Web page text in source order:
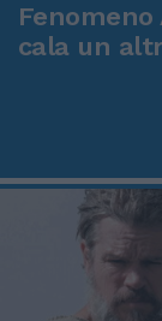
cala un